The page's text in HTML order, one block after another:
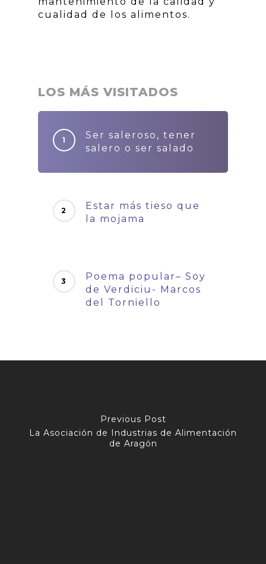
cualidad de los alimentos.
LOS MÁS VISITADOS
Ser saleroso, tener
salero o ser salado
Estar más tieso que
la mojama
Poema popular– Soy
de Verdiciu- Marcos
del Torniello
Previous Post
La Asociación de Industrias de Alimentación
de Aragón